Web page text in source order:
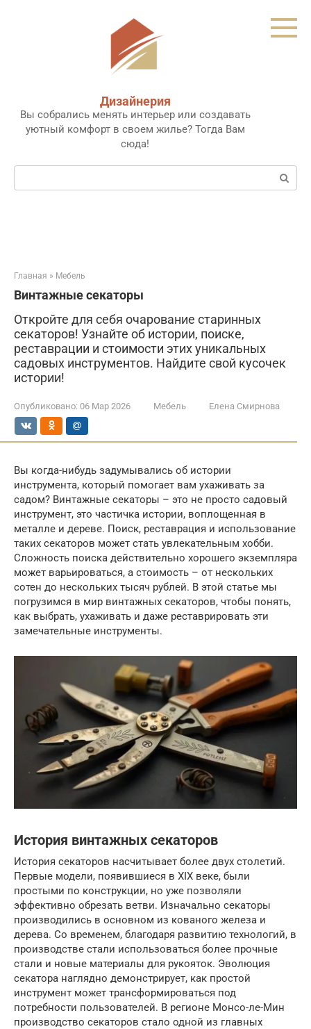
Дизайнерия
Вы собрались менять интерьер или создавать
уютный комфорт в своем жилье? Тогда Вам
сюда!
Поиск:
Главная » Мебель
Винтажные секаторы
Откройте для себя очарование старинных
секаторов! Узнайте об истории, поиске,
реставрации и стоимости этих уникальных
садовых инструментов. Найдите свой кусочек
истории!
Опубликовано: 06 Мар 2026 Мебель Елена Смирнова
Вы когда-нибудь задумывались об истории
инструмента, который помогает вам ухаживать за
садом? Винтажные секаторы – это не просто садовый
инструмент, это частичка истории, воплощенная в
металле и дереве. Поиск, реставрация и использование
таких секаторов может стать увлекательным хобби.
Сложность поиска действительно хорошего экземпляра
может варьироваться, а стоимость – от нескольких
сотен до нескольких тысяч рублей. В этой статье мы
погрузимся в мир винтажных секаторов, чтобы понять,
как выбрать, ухаживать и даже реставрировать эти
замечательные инструменты.
История винтажных секаторов
История секаторов насчитывает более двух столетий.
Первые модели, появившиеся в XIX веке, были
простыми по конструкции, но уже позволяли
эффективно обрезать ветви. Изначально секаторы
производились в основном из кованого железа и
дерева. Со временем, благодаря развитию технологий, в
производстве стали использоваться более прочные
стали и новые материалы для рукояток. Эволюция
секатора наглядно демонстрирует, как простой
инструмент может трансформироваться под
потребности пользователей. В регионе Монсо-ле-Мин
производство секаторов стало одной из главных